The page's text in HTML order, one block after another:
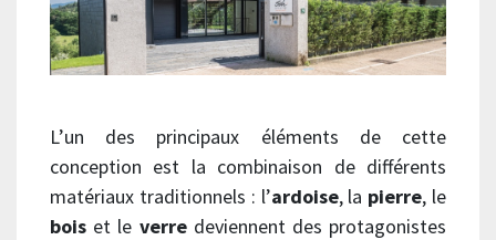
L’un des principaux éléments de cette
conception est la combinaison de différents
matériaux traditionnels : l’ardoise, la pierre, le
bois et le verredeviennent des protagonistes